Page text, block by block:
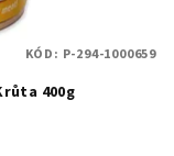
400g
KÓD: P-294-1000659